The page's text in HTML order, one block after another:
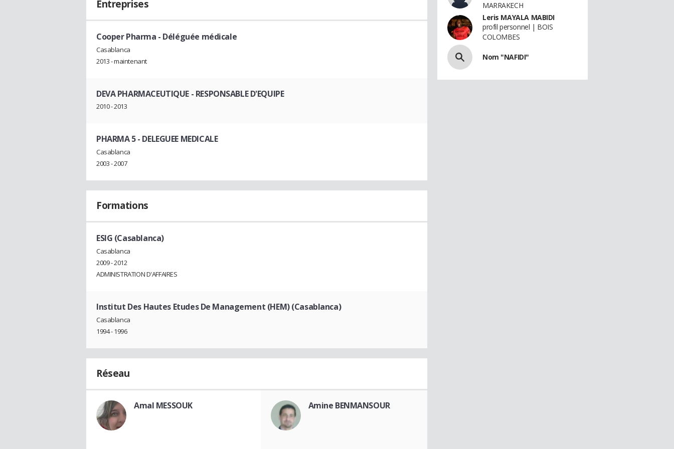
Entreprises
Cooper Pharma - Déléguée médicale
Casablanca
2013 - maintenant
DEVA PHARMACEUTIQUE - RESPONSABLE D'EQUIPE
2010 - 2013
PHARMA 5- DELEGUEE MEDICALE
Casablanca
2003 - 2007
Formations
ESIG (Casablanca)
Casablanca
2009 - 2012
ADMINISTRATION D'AFFAIRES
Institut Des Hautes Etudes De Management (HEM) (Casablanca)
Casablanca
1994 - 1996
Réseau
Amal MESSOUK Amine BENMANSOUR
MARRAKECH
Leris MAYALA MABIDI
profil personnel | BOIS
COLOMBES
Nom "NAFIDI"